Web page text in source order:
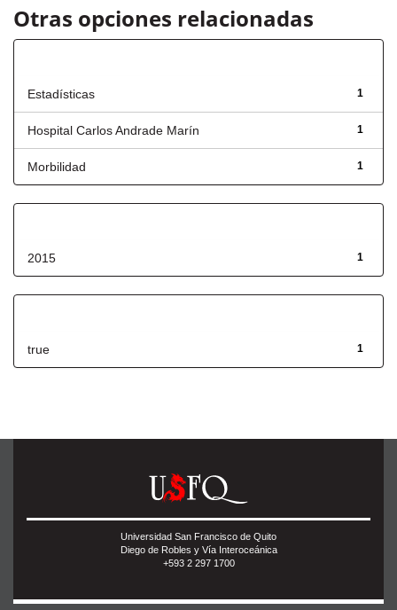
Otras opciones relacionadas
1
Estadísticas
1
Hospital Carlos Andrade Marín
1
Morbilidad
1
2015
1
true
Universidad San Francisco de Quito
Diego de Robles y Vía Interoceánica
+593 2 297 1700